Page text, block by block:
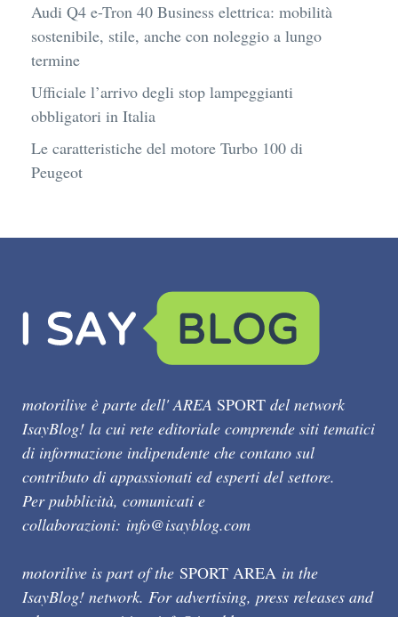
Audi Q4 e-Tron 40 Business elettrica: mobilità
sostenibile, stile, anche con noleggio a lungo
termine
Ufficiale l’arrivo degli stop lampeggianti
obbligatori in Italia
Le caratteristiche del motore Turbo 100 di
Peugeot
motorilive è parte dell' AREA SPORT del network
IsayBlog! la cui rete editoriale comprende siti tematici
di informazione indipendente che contano sul
contributo di appassionati ed esperti del settore.
Per pubblicità, comunicati e
collaborazioni: info@isayblog.com
motorilive is part of the SPORT AREA in the
IsayBlog! network. For advertising, press releases and